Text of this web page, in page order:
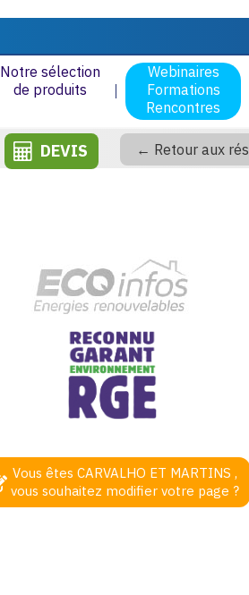
Notre sélection
de produits
Webinaires
Formations
Rencontres
DEVIS ← Retour aux
Vous êtes CARVALHO ET MARTINS ,
vous souhaitez modifier votre page ?